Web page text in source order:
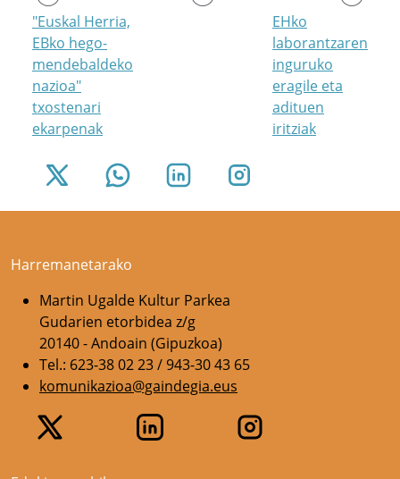
"Euskal Herria,
EBko hego-
mendebaldeko
nazioa"
txostenari
ekarpenak
EHko
laborantzaren
inguruko
eragile eta
adituen
iritziak
Harremanetarako
Martin Ugalde Kultur Parkea
Gudarien etorbidea z/g
20140 - Andoain (Gipuzkoa)
Tel.: 623-38 02 23 / 943-30 43 65
komunikazioa@gaindegia.eus